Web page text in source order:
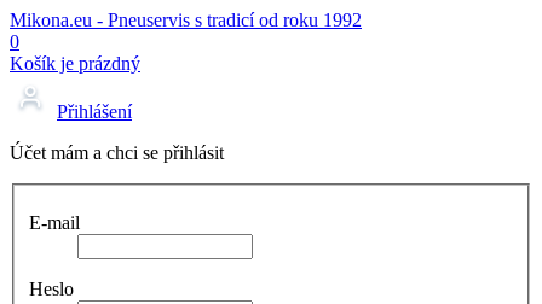
Mikona.eu - Pneuservis s tradicí od roku 1992
0
Košík je prázdný
Přihlášení
Účet mám a chci se přihlásit
E-mail
Heslo